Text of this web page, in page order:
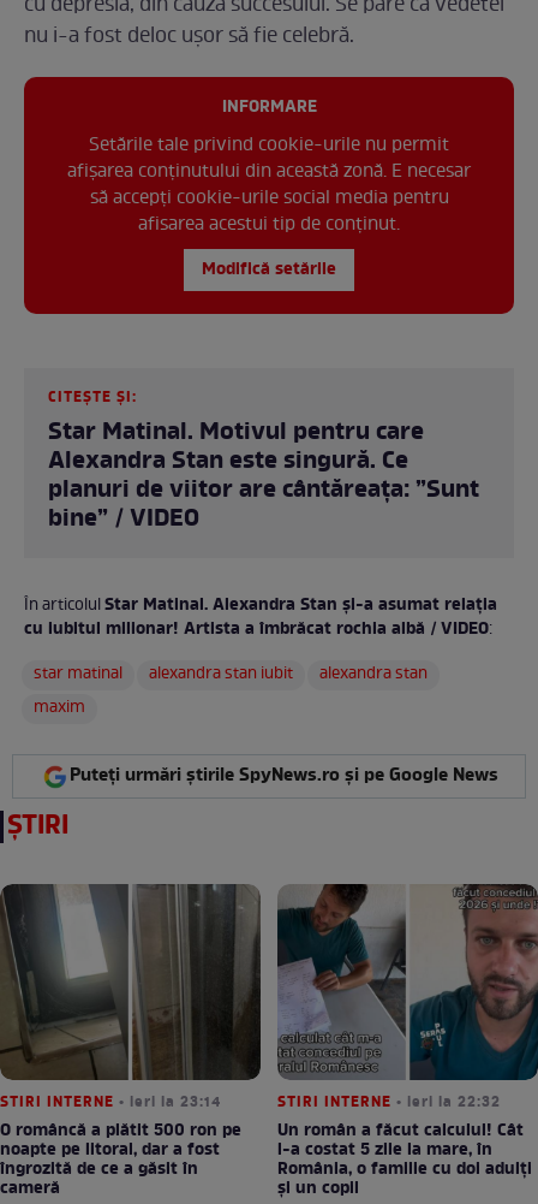
nu i-a fost deloc ușor să fie celebră.
INFORMARE
Setările tale privind cookie-urile nu permit
afișarea conținutului din această zonă. E necesar
să accepți cookie-urile social media pentru
afisarea acestui tip de conținut.
Modifică setările
CITEȘTE ȘI:
Star Matinal. Motivul pentru care
Alexandra Stan este singură. Ce
planuri de viitor are cântăreața: ”Sunt
bine” / VIDEO
În articolulStar Matinal. Alexandra Stan și-a asumat relația
cu iubitul milionar! Artista a îmbrăcat rochia albă / VIDEO:
star matinal
alexandra stan iubit
alexandra stan
maxim
Puteți urmări știrile SpyNews.ro și pe Google News
ȘTIRI
STIRI INTERNE • ieri la 23:14
O româncă a plătit 500 ron pe
noapte pe litoral, dar a fost
îngrozită de ce a găsit în
cameră
STIRI INTERNE • ieri la 22:32
Un român a făcut calculul! Cât
l-a costat 5 zile la mare, în
România, o familie cu doi adulți
și un copil